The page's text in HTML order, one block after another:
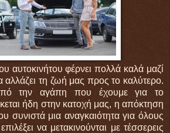
αυτοκινήτου φέρνει πολλά καλά μαζί
αλλάζει τη ζωή μας προς το καλύτερο.
την αγάπη που έχουμε για το
ήδη στην κατοχή μας, η απόκτηση
συνιστά μια αναγκαιότητα για όλους
να μετακινούνται με τέσσερεις